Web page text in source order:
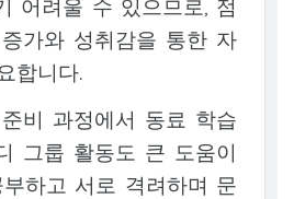
어려울 수 있으므로, 점
가와 성취감을 통한 자
합니다.
비 과정에서 동료 학습
그룹 활동도 큰 도움이
하고 서로 격려하며 문